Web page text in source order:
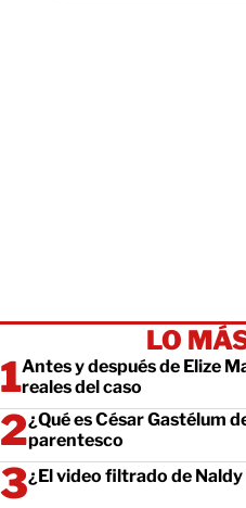
LO
Antes y después de Elize
reales del caso
¿Qué es César Gastélum
parentesco
¿El video filtrado de Naldy